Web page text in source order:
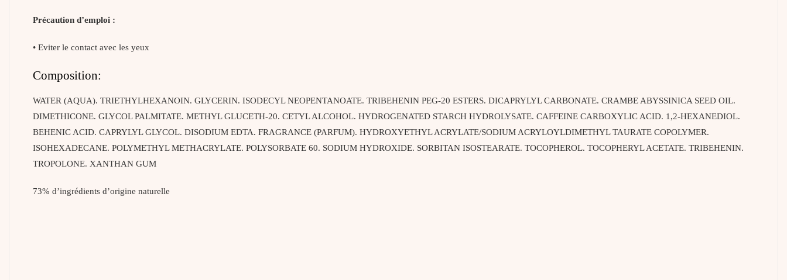
Précaution d’emploi :
• Eviter le contact avec les yeux
Composition:
WATER (AQUA). TRIETHYLHEXANOIN. GLYCERIN. ISODECYL NEOPENTANOATE. TRIBEHENIN PEG-20 ESTERS. DICAPRYLYL CARBONATE. CRAMBE ABYSSINICA SEED OIL.
DIMETHICONE. GLYCOL PALMITATE. METHYL GLUCETH-20. CETYL ALCOHOL. HYDROGENATED STARCH HYDROLYSATE. CAFFEINE CARBOXYLIC ACID. 1,2-HEXANEDIOL.
BEHENIC ACID. CAPRYLYL GLYCOL. DISODIUM EDTA. FRAGRANCE (PARFUM). HYDROXYETHYL ACRYLATE/SODIUM ACRYLOYLDIMETHYL TAURATE COPOLYMER.
ISOHEXADECANE. POLYMETHYL METHACRYLATE. POLYSORBATE 60. SODIUM HYDROXIDE. SORBITAN ISOSTEARATE. TOCOPHEROL. TOCOPHERYL ACETATE. TRIBEHENIN.
TROPOLONE. XANTHAN GUM
73% d’ingrédients d’origine naturelle